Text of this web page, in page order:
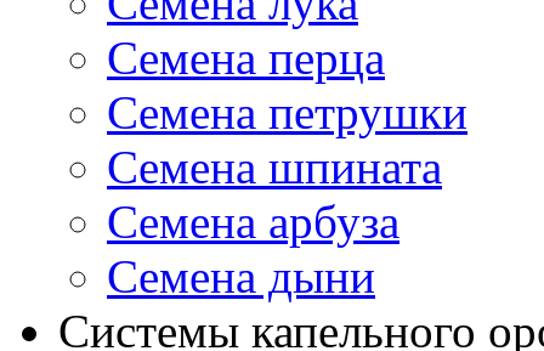
Семена перца
Семена петрушки
Семена шпината
Семена арбуза
Семена дыни
Системы капельного